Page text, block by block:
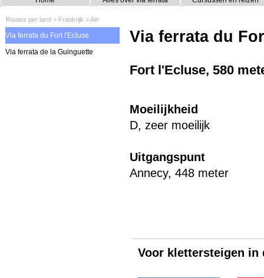
Routes per land > Frankrijk >Ain
Via ferrata du Fort l'Ecluse
Via ferrata de la Guinguette
Via ferrata du
Fort l'Ecluse, 580
Moeilijkheid
D, zeer moeilijk
Uitgangspunt
Annecy, 448 meter
Voor klettersteigen in